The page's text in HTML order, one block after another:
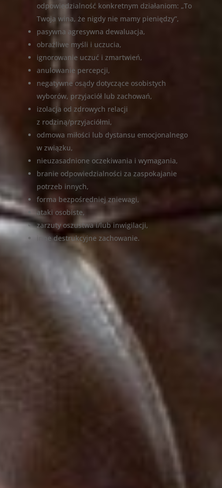
odpowiedzialność konkretnym działaniom: „To
Twoja wina, że ​​nigdy nie mamy pieniędzy”,
pasywna agresywna dewaluacja,
obraźliwe myśli i uczucia,
ignorowanie uczuć i zmartwień,
anulowanie percepcji,
negatywne osądy dotyczące osobistych
wyborów, przyjaciół lub zachowań,
izolacja od zdrowych relacji
z rodziną/przyjaciółmi,
odmowa miłości lub dystansu emocjonalnego
w związku,
nieuzasadnione oczekiwania i wymagania,
branie odpowiedzialności za zaspokajanie
potrzeb innych,
forma bezpośredniej zniewagi,
ataki osobiste,
zarzuty oszustwa i/lub inwigilacji,
inne destrukcyjne zachowanie.